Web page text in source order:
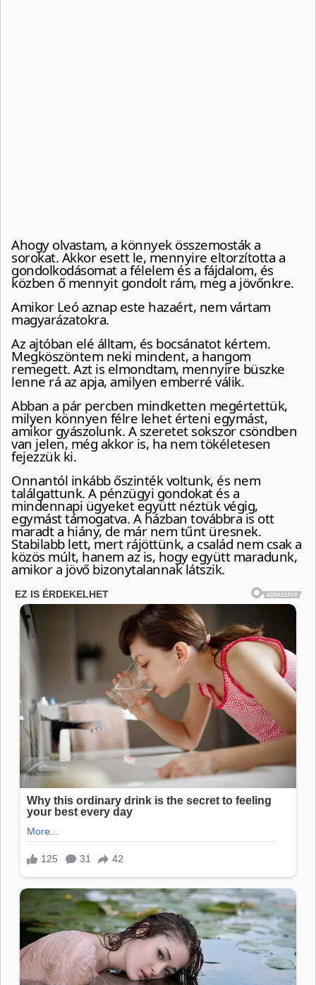
Ahogy olvastam, a könnyek összemosták a
sorokat. Akkor esett le, mennyire eltorzította a
gondolkodásomat a félelem és a fájdalom, és
közben ő mennyit gondolt rám, meg a jövőnkre.
Amikor Leó aznap este hazaért, nem vártam
magyarázatokra.
Az ajtóban elé álltam, és bocsánatot kértem.
Megköszöntem neki mindent, a hangom
remegett. Azt is elmondtam, mennyire büszke
lenne rá az apja, amilyen emberré válik.
Abban a pár percben mindketten megértettük,
milyen könnyen félre lehet érteni egymást,
amikor gyászolunk. A szeretet sokszor csöndben
van jelen, még akkor is, ha nem tökéletesen
fejezzük ki.
Onnantól inkább őszinték voltunk, és nem
találgattunk. A pénzügyi gondokat és a
mindennapi ügyeket együtt néztük végig,
egymást támogatva. A házban továbbra is ott
maradt a hiány, de már nem tűnt üresnek.
Stabilabb lett, mert rájöttünk, a család nem csak a
közös múlt, hanem az is, hogy együtt maradunk,
amikor a jövő bizonytalannak látszik.